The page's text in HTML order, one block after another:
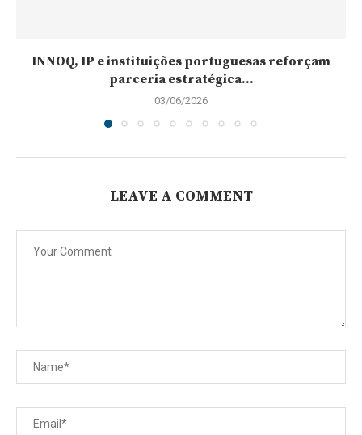
INNOQ, IP e instituições portuguesas reforçam
parceria estratégica...
03/06/2026
LEAVE A COMMENT